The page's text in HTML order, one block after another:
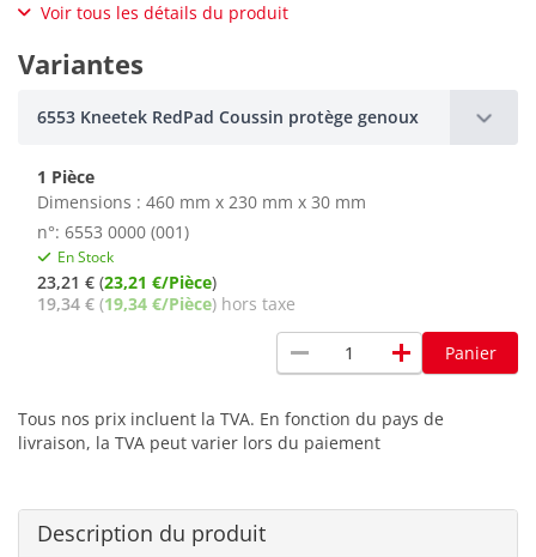
Voir tous les détails du produit
Variantes
6553 Kneetek RedPad Coussin protège genoux
1 Pièce
Dimensions : 460 mm x 230 mm x 30 mm
n°: 6553 0000 (001)
En Stock
23,21 € (23,21 €/Pièce)
19,34 € (19,34 €/Pièce) hors taxe
remove add Panier
Tous nos prix incluent la TVA. En fonction du pays de
livraison, la TVA peut varier lors du paiement
Description du produit